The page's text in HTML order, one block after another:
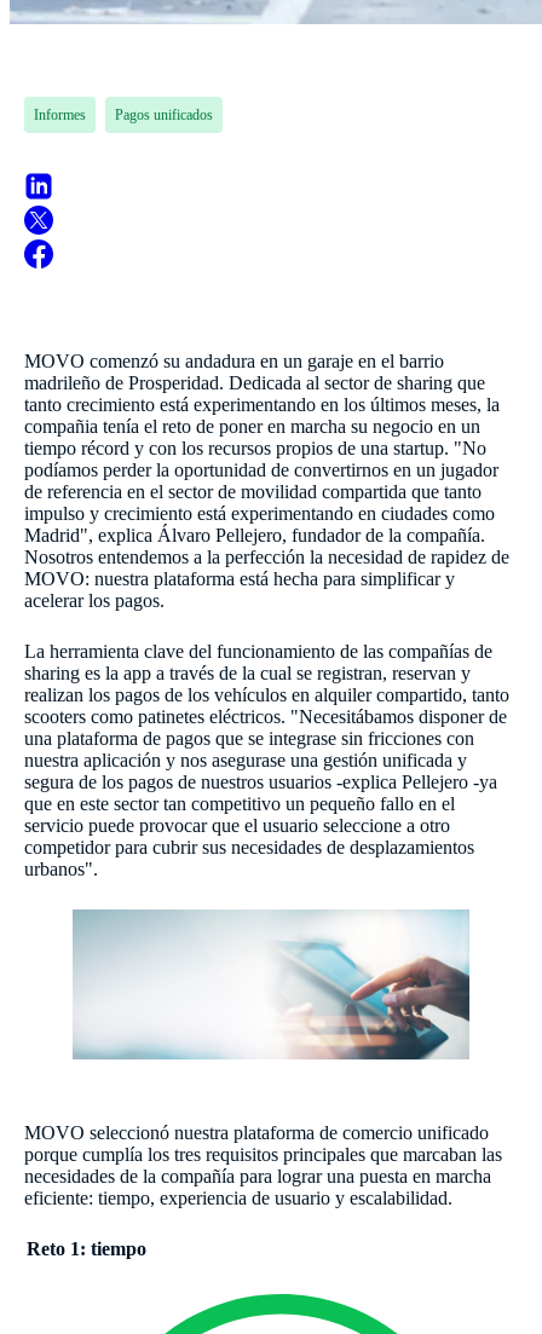
Informes Pagos unificados
MOVO comenzó su andadura en un garaje en el barrio
madrileño de Prosperidad. Dedicada al sector de sharing que
tanto crecimiento está experimentando en los últimos meses, la
compañia tenía el reto de poner en marcha su negocio en un
tiempo récord y con los recursos propios de una startup. "No
podíamos perder la oportunidad de convertirnos en un jugador
de referencia en el sector de movilidad compartida que tanto
impulso y crecimiento está experimentando en ciudades como
Madrid", explica Álvaro Pellejero, fundador de la compañía.
Nosotros entendemos a la perfección la necesidad de rapidez de
MOVO: nuestra plataforma está hecha para simplificar y
acelerar los pagos.
La herramienta clave del funcionamiento de las compañías de
sharing es la app a través de la cual se registran, reservan y
realizan los pagos de los vehículos en alquiler compartido, tanto
scooters como patinetes eléctricos. "Necesitábamos disponer de
una plataforma de pagos que se integrase sin fricciones con
nuestra aplicación y nos asegurase una gestión unificada y
segura de los pagos de nuestros usuarios -explica Pellejero -ya
que en este sector tan competitivo un pequeño fallo en el
servicio puede provocar que el usuario seleccione a otro
competidor para cubrir sus necesidades de desplazamientos
urbanos".
MOVO seleccionó nuestra plataforma de comercio unificado
porque cumplía los tres requisitos principales que marcaban las
necesidades de la compañía para lograr una puesta en marcha
eficiente: tiempo, experiencia de usuario y escalabilidad.
Reto 1: tiempo